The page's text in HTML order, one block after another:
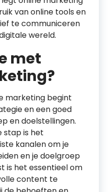
van online tools en
te communiceren
wereld.
met
marketing begint
en een goed
en doelstellingen.
stap is het
kanalen om je
en je doelgroep
is het essentieel om
content te